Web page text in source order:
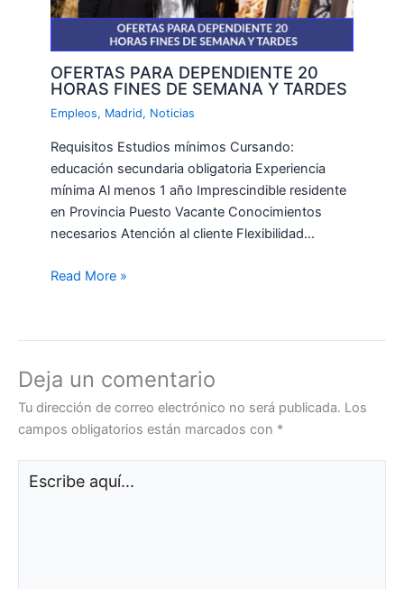
OFERTAS PARA DEPENDIENTE 20
HORAS FINES DE SEMANA Y TARDES
Empleos, Madrid, Noticias
Requisitos Estudios mínimos Cursando:
educación secundaria obligatoria Experiencia
mínima Al menos 1 año Imprescindible residente
en Provincia Puesto Vacante Conocimientos
necesarios Atención al cliente Flexibilidad…
Read More »
Deja un comentario
Tu dirección de correo electrónico no será publicada. Los
campos obligatorios están marcados con *
aquí...